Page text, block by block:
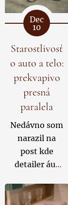
Dec
10
Starostlivosť
o auto a telo:
prekvapivo
presná
paralela
Nedávno som
narazil na
post kde
detailer áut
niektoré